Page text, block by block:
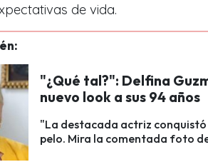
de vida.
"¿Qué tal?": Delfina
nuevo look a sus 94 años
"La destacada actriz
pelo. Mira la comentada foto